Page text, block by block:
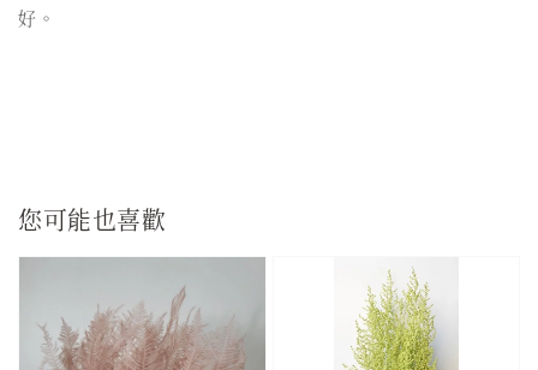
好。
您可能也喜歡